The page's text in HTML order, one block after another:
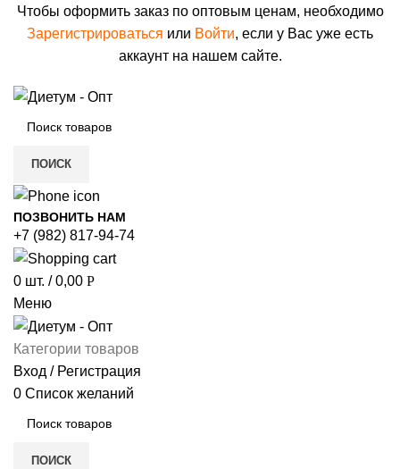
Чтобы оформить заказ по оптовым ценам, необходимо
Зарегистрироваться или Войти, если у Вас уже есть
аккаунт на нашем сайте.
ПОИСК
ПОЗВОНИТЬ НАМ
+7 (982) 817-94-74
0 шт. / 0,00 Р
Меню
Категории товаров
Вход / Регистрация
0 Список желаний
ПОИСК